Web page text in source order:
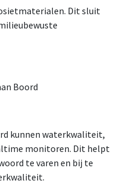
Dit sluit
Boord
kunnen waterkwaliteit,
monitoren. Dit helpt
te varen en bij te